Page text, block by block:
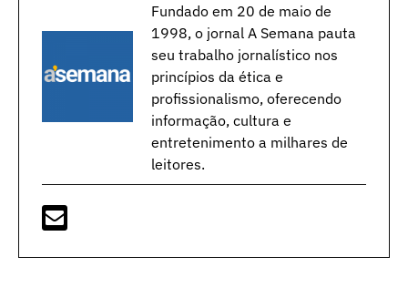
Fundado em 20 de maio de
1998, o jornal A Semana pauta
seu trabalho jornalístico nos
princípios da ética e
profissionalismo, oferecendo
informação, cultura e
entretenimento a milhares de
leitores.